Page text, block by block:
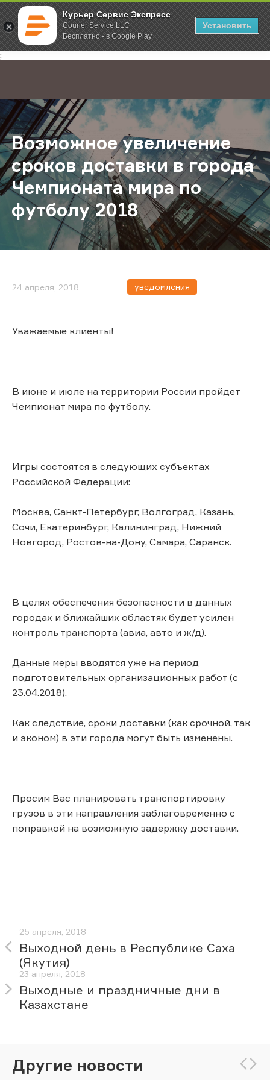
Курьер Сервис Экспресс
Courier Service LLC
Бесплатно - в Google Play
Установить
;
Главная О компании Новости Возможное увеличение сроков
Возможное увеличение
сроков доставки в города
Чемпионата мира по
футболу 2018
24 апреля, 2018 уведомления
Уважаемые клиенты!
В июне и июле на территории России пройдет
Чемпионат мира по футболу.
Игры состоятся в следующих субъектах
Российской Федерации:
Москва, Санкт-Петербург, Волгоград, Казань,
Сочи, Екатеринбург, Калининград, Нижний
Новгород, Ростов-на-Дону, Самара, Саранск.
В целях обеспечения безопасности в данных
городах и ближайших областях будет усилен
контроль транспорта (авиа, авто и ж/д).
Данные меры вводятся уже на период
подготовительных организационных работ (с
23.04.2018).
Как следствие, сроки доставки (как срочной, так
и эконом) в эти города могут быть изменены.
Просим Вас планировать транспортировку
грузов в эти направления заблаговременно с
поправкой на возможную задержку доставки.
25 апреля, 2018
Выходной день в Республике Саха
(Якутия)
23 апреля, 2018
Выходные и праздничные дни в
Казахстане
Другие новости